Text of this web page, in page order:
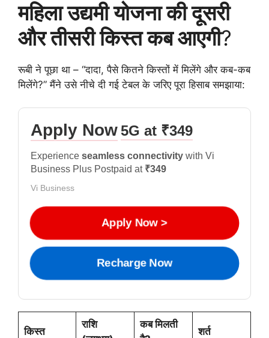
महिला उद्यमी योजना की दूसरी
और तीसरी किस्त कब आएगी?
रूबी ने पूछा था – “दादा, पैसे कितने किस्तों में मिलेंगे और कब-कब
मिलेंगे?” मैंने उसे नीचे दी गई टेबल के जरिए पूरा हिसाब समझाया:
Apply Now5G at ₹349
Experience seamless connectivity with Vi
Business Plus Postpaid at ₹349
Vi Business
Apply Now >
Recharge Now
किस्त
राशि
कब मिलती
शर्त